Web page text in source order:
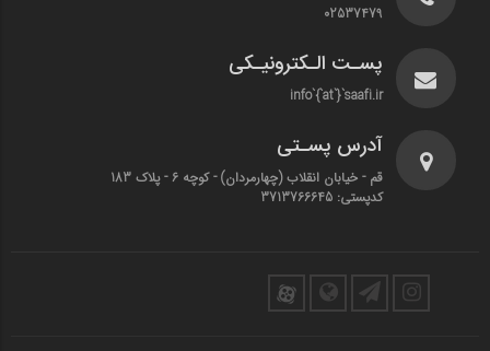
02537479
پسـت الـکترونیـکی
info`{`at`}`saafi.ir
آدرس پسـتی
قم - خیابان انقلاب (چهارمردان)‌ - کوچه 6 - پلاک 183
کدپستی: 3713766645